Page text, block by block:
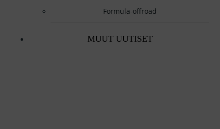
Formula-offroad
MUUT UUTISET